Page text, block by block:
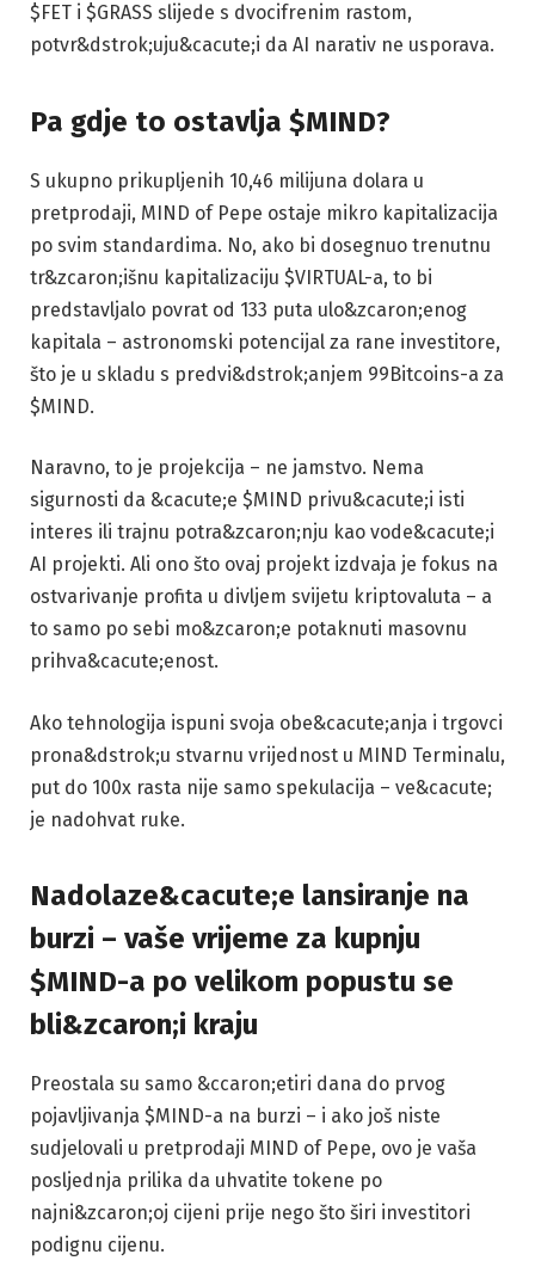
$FET i $GRASS slijede s dvocifrenim rastom,
potvr&dstrok;uju&cacute;i da AI narativ ne usporava.
Pa gdje to ostavlja $MIND?
S ukupno prikupljenih 10,46 milijuna dolara u
pretprodaji, MIND of Pepe ostaje mikro kapitalizacija
po svim standardima. No, ako bi dosegnuo trenutnu
tr&zcaron;išnu kapitalizaciju $VIRTUAL-a, to bi
predstavljalo povrat od 133 puta ulo&zcaron;enog
kapitala – astronomski potencijal za rane investitore,
što je u skladu s predvi&dstrok;anjem 99Bitcoins-a za
$MIND.
Naravno, to je projekcija – ne jamstvo. Nema
sigurnosti da &cacute;e $MIND privu&cacute;i isti
interes ili trajnu potra&zcaron;nju kao vode&cacute;i
AI projekti. Ali ono što ovaj projekt izdvaja je fokus na
ostvarivanje profita u divljem svijetu kriptovaluta – a
to samo po sebi mo&zcaron;e potaknuti masovnu
prihva&cacute;enost.
Ako tehnologija ispuni svoja obe&cacute;anja i trgovci
prona&dstrok;u stvarnu vrijednost u MIND Terminalu,
put do 100x rasta nije samo spekulacija – ve&cacute;
je nadohvat ruke.
Nadolaze&cacute;e lansiranje na
burzi – vaše vrijeme za kupnju
$MIND-a po velikom popustu se
bli&zcaron;i kraju
Preostala su samo &ccaron;etiri dana do prvog
pojavljivanja $MIND-a na burzi – i ako još niste
sudjelovali u pretprodaji MIND of Pepe, ovo je vaša
posljednja prilika da uhvatite tokene po
najni&zcaron;oj cijeni prije nego što širi investitori
podignu cijenu.